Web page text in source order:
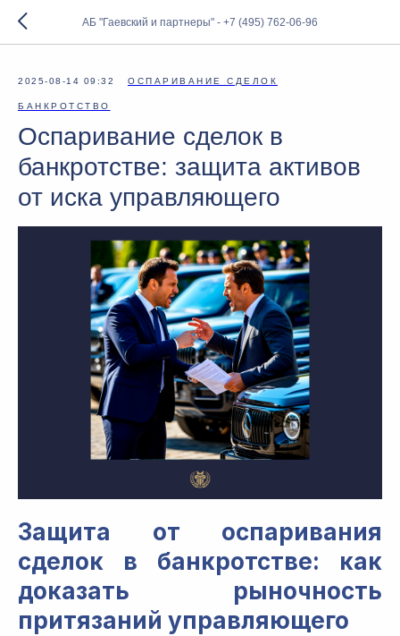
АБ "Гаевский и партнеры" - +7 (495) 762-06-96
2025-08-14 09:32 ОСПАРИВАНИЕ СДЕЛОК
БАНКРОТСТВО
Оспаривание сделок в
банкротстве: защита активов
от иска управляющего
Защита от оспаривания
сделок в банкротстве: как
доказать рыночность
притязаний управляющего